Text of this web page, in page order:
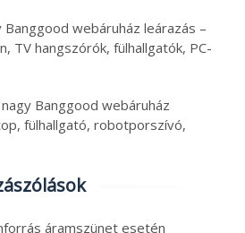
webáruház leárazás –
TV hangszórók, fülhallgatók, PC-
Banggood webáruház
fülhallgató, robotporszívó,
áramszünet esetén